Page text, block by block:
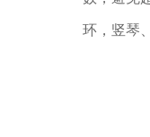
环，竖琴